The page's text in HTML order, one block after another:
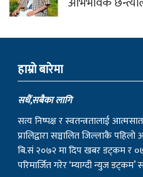
हाम्राे बारेमा
सधैं,सबैका लागि
सत्य निष्पक्ष र स्वतन्त्रतालाई आत्मसात
प्रालिद्वारा सञ्चालित जिल्लाकै
बि.सं २०७२ मा दिप खबर डट्कम र
परिमार्जित गरेर ‘म्याग्दी न्युज